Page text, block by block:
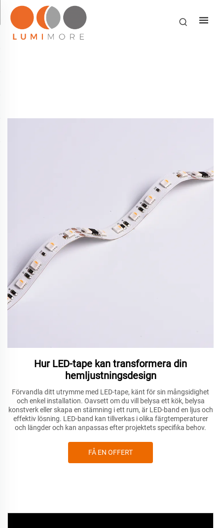
Hur LED-tape kan transformera din
hemljustningsdesign
Förvandla ditt utrymme med LED-tape, känt för sin mångsidighet
och enkel installation. Oavsett om du vill belysa ett kök, belysa
konstverk eller skapa en stämning i ett rum, är LED-band en ljus och
effektiv lösning. LED-band kan tillverkas i olika färgtemperaturer
och längder och kan anpassas efter projektets specifika behov.
FÅ EN OFFERT